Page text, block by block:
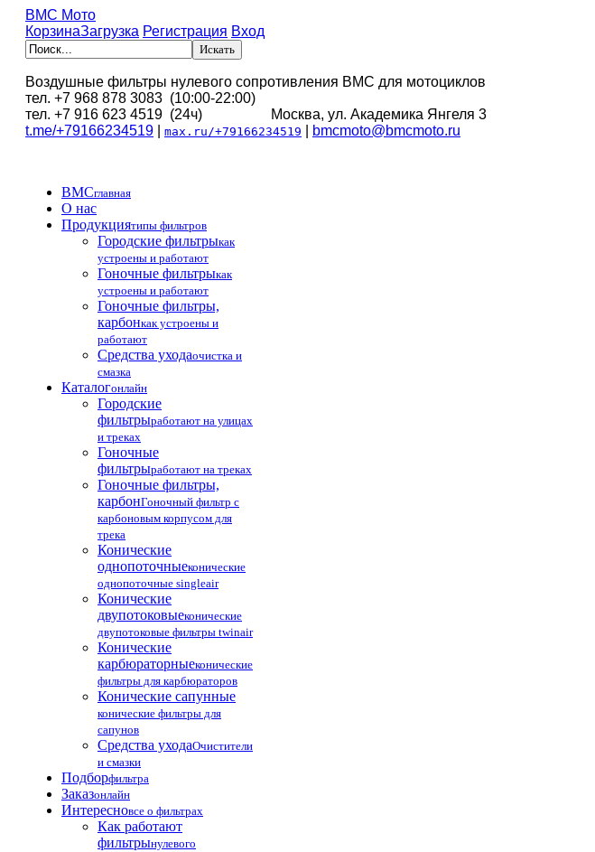
BMC Мото
КорзинаЗагрузка Регистрация Вход
Воздушные фильтры нулевого сопротивления BMC для мотоциклов
тел. +7 968 878 3083 (10:00-22:00)
тел. +7 916 623 4519 (24ч) Москва, ул. Академика Янгеля 3
t.me/+79166234519
max.ru/+79166234519 bmcmoto@bmcmoto.ru
BMCглавная
О нас
Продукциятипы фильтров
Городские фильтрыкак
устроены и работают
Гоночные фильтрыкак
устроены и работают
Гоночные фильтры,
карбонкак устроены и
работают
Средства уходаочистка и
смазка
Каталогонлайн
Городские
фильтрыработают на улицах
и треках
Гоночные
фильтрыработают на треках
Гоночные фильтры,
карбонГоночный фильтр с
карбоновым корпусом для
трека
Конические
однопоточныеконические
однопоточные singleair
Конические
двупотоковыеконические
двупотоковые фильтры twinair
Конические
карбюраторныеконические
фильтры для карбюраторов
Конические сапунные
конические фильтры для
сапунов
Средства уходаОчистители
и смазки
Подборфильтра
Заказонлайн
Интересновсе о фильтрах
Как работают
фильтрынулевого